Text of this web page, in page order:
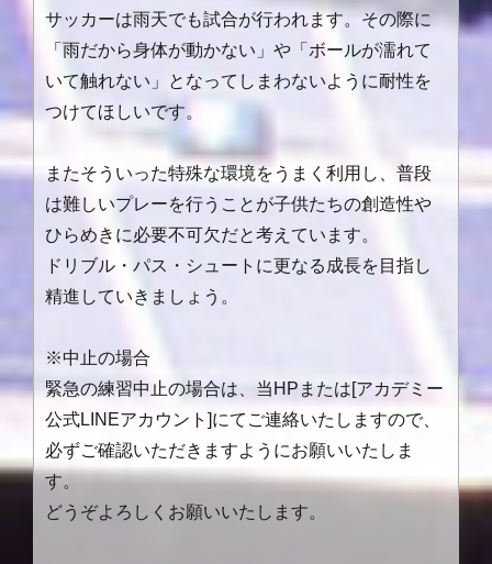
サッカーは雨天でも試合が行われます。その際に
「雨だから身体が動かない」や「ボールが濡れて
いて触れない」となってしまわないように耐性を
つけてほしいです。
またそういった特殊な環境をうまく利用し、普段
は難しいプレーを行うことが子供たちの創造性や
ひらめきに必要不可欠だと考えています。
ドリブル・パス・シュートに更なる成長を目指し
精進していきましょう。
※中止の場合
緊急の練習中止の場合は、当 HP または[アカデミー
公式LINEアカウント ]にてご連絡いたしますので、
必ずご確認いただきますようにお願いいたしま
す。
どうぞよろしくお願いいたします。